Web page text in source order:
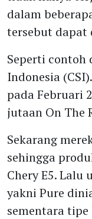
dalam
tersebut dapat
Seperti contoh
Indonesia
pada Februari
jutaan On The
Sekarang
sehingga
Chery E5.
yakni Pure
sementara tipe